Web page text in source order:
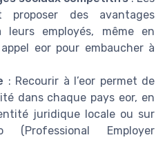
proposer des avantages
employés, même en
eor pour embaucher à
: Recourir à l’eor permet de
dans chaque pays eor, en
juridique locale ou sur
Employer